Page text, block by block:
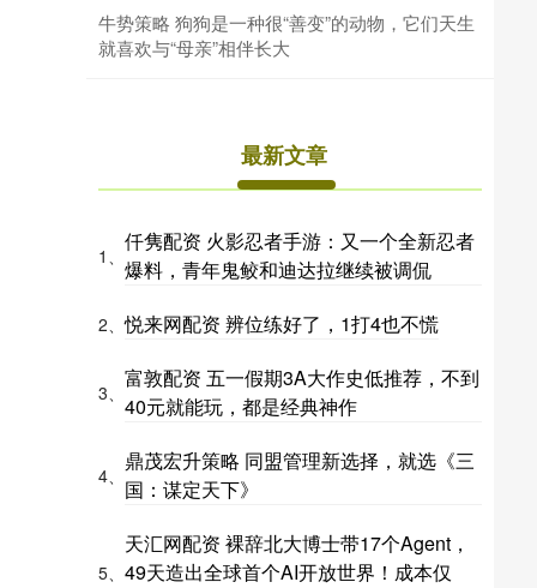
牛势策略 狗狗是一种很“善变”的动物，它们天生
就喜欢与“母亲”相伴长大
最新文章
1、
仟隽配资 火影忍者手游：又一个全新忍者
爆料，青年鬼鲛和迪达拉继续被调侃
2、悦来网配资 辨位练好了，1打4也不慌
3、
富敦配资 五一假期3A大作史低推荐，不到
40元就能玩，都是经典神作
4、
鼎茂宏升策略 同盟管理新选择，就选《三
国：谋定天下》
5、
天汇网配资 裸辞北大博士带17个Agent，
49天造出全球首个AI开放世界！成本仅